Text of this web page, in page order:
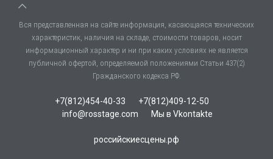
Вся представленная на сайте информация, касающаяся технических
характеристик, наличия на складе, стоимости товаров, носит
информационный характер и ни при каких условиях не является
публичной офертой, определяемой положениями Статьи 437(2)
Гражданского кодекса РФ.
+7(812)454-40-33
+7(812)409-12-50
info@rosstage.com
Мы в Vkontakte
российскиесцены.рф